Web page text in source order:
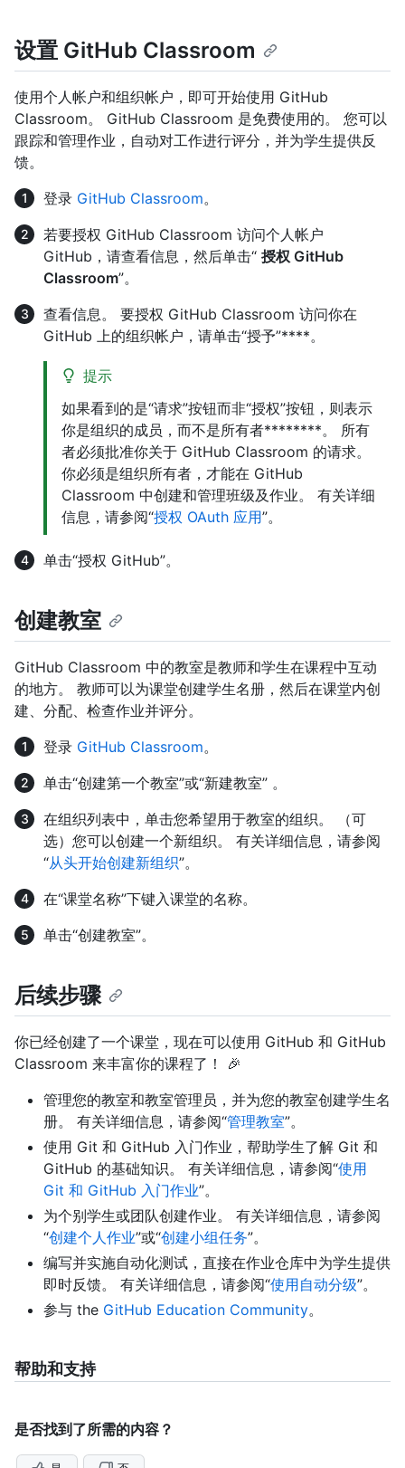
设置 GitHub Classroom
使用个人帐户和组织帐户，即可开始使用 GitHub
Classroom。 GitHub Classroom 是免费使用的。 您可以
跟踪和管理作业，自动对工作进行评分，并为学生提供反
馈。
登录 GitHub Classroom。
若要授权 GitHub Classroom 访问个人帐户
GitHub，请查看信息，然后单击“ 授权 GitHub
Classroom”。
查看信息。 要授权 GitHub Classroom 访问你在
GitHub 上的组织帐户，请单击“授予”****。
提示
如果看到的是“请求”按钮而非“授权”按钮，则表示
你是组织的成员，而不是所有者********。 所有
者必须批准你关于 GitHub Classroom 的请求。
你必须是组织所有者，才能在 GitHub
Classroom 中创建和管理班级及作业。 有关详细
信息，请参阅“授权 OAuth 应用”。
单击“授权 GitHub”。
创建教室
GitHub Classroom 中的教室是教师和学生在课程中互动
的地方。 教师可以为课堂创建学生名册，然后在课堂内创
建、分配、检查作业并评分。
登录 GitHub Classroom。
单击“创建第一个教室”或“新建教室” 。
在组织列表中，单击您希望用于教室的组织。 （可
选）您可以创建一个新组织。 有关详细信息，请参阅
“从头开始创建新组织”。
在“课堂名称”下键入课堂的名称。
单击“创建教室”。
后续步骤
你已经创建了一个课堂，现在可以使用 GitHub 和 GitHub
Classroom 来丰富你的课程了！ 🎉
管理您的教室和教室管理员，并为您的教室创建学生名
册。 有关详细信息，请参阅“管理教室”。
使用 Git 和 GitHub 入门作业，帮助学生了解 Git 和
GitHub 的基础知识。 有关详细信息，请参阅“使用
Git 和 GitHub 入门作业”。
为个别学生或团队创建作业。 有关详细信息，请参阅
“创建个人作业”或“创建小组任务”。
编写并实施自动化测试，直接在作业仓库中为学生提供
即时反馈。 有关详细信息，请参阅“使用自动分级”。
参与 the GitHub Education Community。
帮助和支持
是否找到了所需的内容？